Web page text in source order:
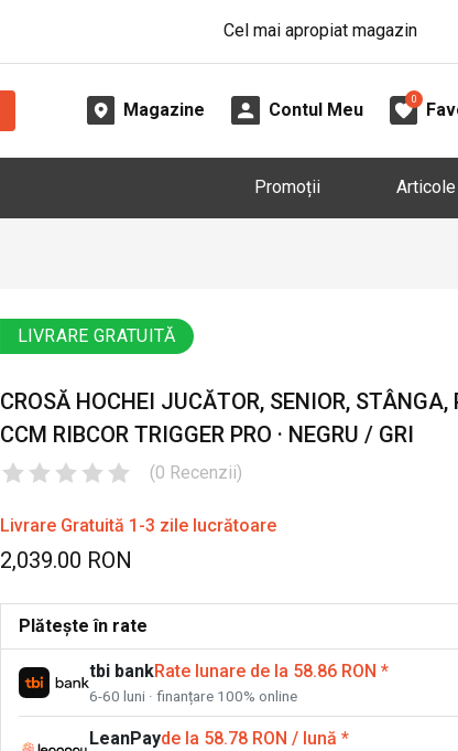
Cel mai apropiat magazin
Magazine Contul Meu
0
Promoții Articole
LIVRARE GRATUITĂ
CROSĂ HOCHEI JUCĂTOR, SENIOR, STÂNGA,
CCM RIBCOR TRIGGER PRO · NEGRU / GRI
(0 Recenzii)
Livrare Gratuită 1-3 zile lucrătoare
2,039.00 RON
Plătește în rate
tbi bankRate lunare de la 58.86 RON *
6-60 luni · finanțare 100% online
LeanPayde la 58.78 RON / lună *